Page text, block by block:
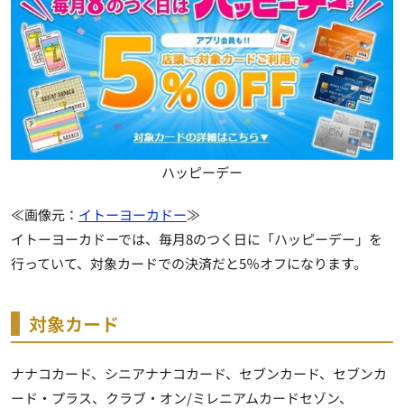
ハッピーデー
≪画像元： イトーヨーカドー≫
イトーヨーカドーでは、毎月8のつく日に「ハッピーデー」を
行っていて、対象カードでの決済だと5％オフになります。
対象カード
ナナコカード、シニアナナコカード、セブンカード、セブンカ
ード・プラス、クラブ・オン/ミレニアムカードセゾン、